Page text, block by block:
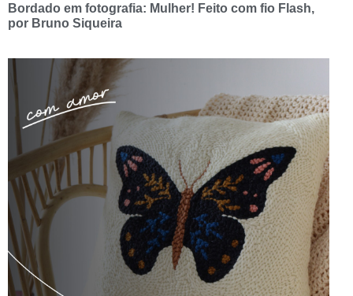
Bordado em fotografia: Mulher! Feito com fio Flash,
por Bruno Siqueira